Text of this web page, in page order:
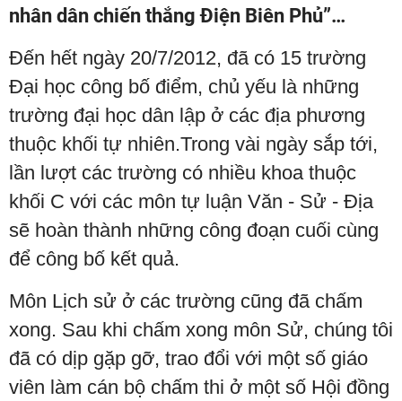
nhân dân chiến thắng Điện Biên Phủ”…
Đến hết ngày 20/7/2012, đã có 15 trường
Đại học công bố điểm, chủ yếu là những
trường đại học dân lập ở các địa phương
thuộc khối tự nhiên.Trong vài ngày sắp tới,
lần lượt các trường có nhiều khoa thuộc
khối C với các môn tự luận Văn - Sử - Địa
sẽ hoàn thành những công đoạn cuối cùng
để công bố kết quả.
Môn Lịch sử ở các trường cũng đã chấm
xong. Sau khi chấm xong môn Sử, chúng tôi
đã có dịp gặp gỡ, trao đổi với một số giáo
viên làm cán bộ chấm thi ở một số Hội đồng